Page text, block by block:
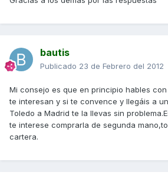
bautis
Publicado 23 de Febrero del 2012
Mi consejo es que en principio hables
te interesan y si te convence y llegáis a
Toledo a Madrid te la llevas sin
te interese comprarla de segunda
cartera.